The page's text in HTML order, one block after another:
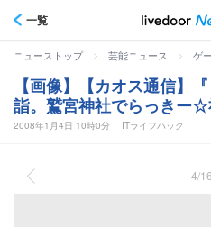
一覧
ニューストップ > 芸能ニュース > ゲ
【画像】【カオス通信】
詣。鷲宮神社でらっきー
2008年1月4日 10時0分 ITライフハック
4/16